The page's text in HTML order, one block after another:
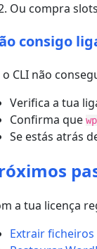
Ou compra
consigo
o CLI não
Verifica a tua
Confirma que
Se estás atrás
a tua licença
Extrair ficheiros